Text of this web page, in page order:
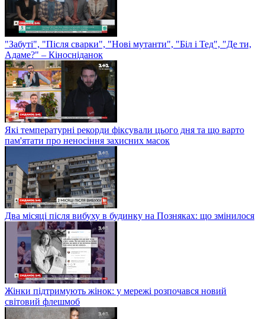
"Забуті", "Після сварки", "Нові мутанти", "Біл і Тед", "Де ти,
Адаме?" – Кіносніданок
Які температурні рекорди фіксували цього дня та що варто
пам'ятати про неносіння захисних масок
Два місяці після вибуху в будинку на Позняках: що змінилося
Жінки підтримують жінок: у мережі розпочався новий
світовий флешмоб